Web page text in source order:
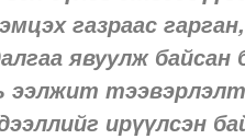
газраас
явуулж
ээлжит
ирүүлсэн